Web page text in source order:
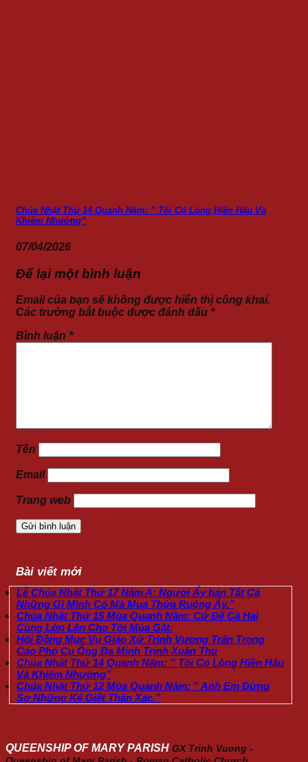
Chúa Nhật Thứ 14 Quanh Năm: ” Tôi Có Lòng Hiền Hậu Và
Khiêm Nhường”
07/04/2026
Để lại một bình luận
Email của bạn sẽ không được hiển thị công khai.
Các trường bắt buộc được đánh dấu *
Bình luận *
Tên
Email
Trang web
Bài viết mới
Lễ Chúa Nhật Thứ 17 Năm A: Người Ấy bán Tất Cả
Những Gì Mình Có Mà Mua Thửa Ruộng Ấy.”
Chúa Nhật Thứ 15 Mùa Quanh Năm: Cứ Để Cả Hai
Cùng Lớn Lên Cho Tới Mùa Gặt.
Hội Đồng Mục Vụ Giáo Xứ Trinh Vương Trân Trọng
Cáo Phó Cụ Ông Đa Minh Trịnh Xuân Thu
Chúa Nhật Thứ 14 Quanh Năm: ” Tôi Có Lòng Hiền Hậu
Và Khiêm Nhường”
Chúa Nhật Thứ 12 Mùa Quanh Năm: ” Anh Em Đừng
Sợ Những Kẻ Giết Thân Xác.”
QUEENSHIP OF MARY PARISH GX Trinh Vuong -